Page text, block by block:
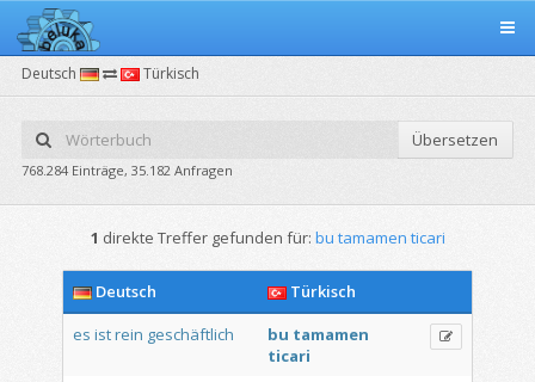
Deutsch Türkisch
Übersetzen
768.284 Einträge, 35.182 Anfragen
1 direkte Treffer gefunden für: bu tamamen ticari
Deutsch
Türkisch
es istrein geschäftlich bu tamamen
ticari